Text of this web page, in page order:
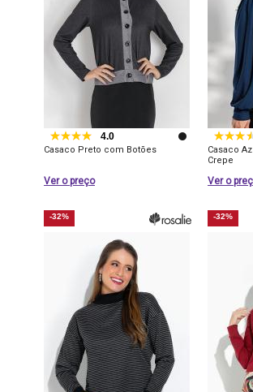
4.0
Casaco Preto com Botões
Ver o preço
Casaco
Crepe
Ver o
-32% -32%